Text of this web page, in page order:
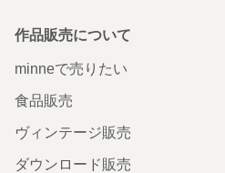
作品販売について
minneで売りたい
食品販売
ヴィンテージ販売
ダウンロード販売